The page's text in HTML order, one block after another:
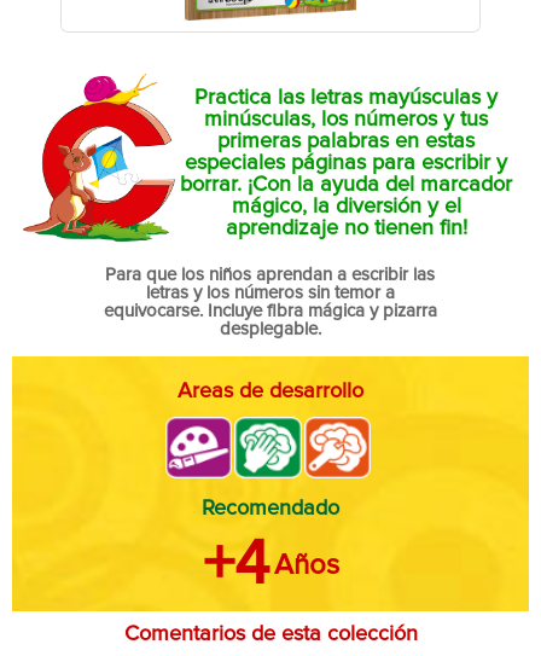
Practica las letras mayúsculas y
minúsculas, los números y tus
primeras palabras en estas
especiales páginas para escribir y
borrar. ¡Con la ayuda del marcador
mágico, la diversión y el
aprendizaje no tienen fin!
Para que los niños aprendan a escribir las
letras y los números sin temor a
equivocarse. Incluye fibra mágica y pizarra
desplegable.
Areas de desarrollo
Recomendado
+4Años
Comentarios de esta colección